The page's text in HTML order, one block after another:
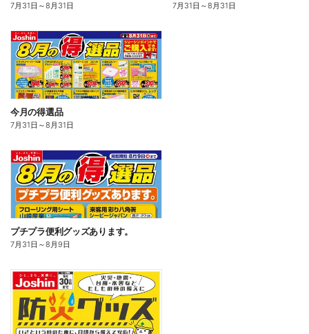
7月31日 ～8月31日 7月31日 ～8月31日
今月の得選品
7月31日 ～8月31日
プチプラ便利グッズあります。
7月31日 ～8月9日